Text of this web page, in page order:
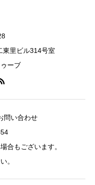
里ビル314号室
ーブ
問い合わせ
合もございます。
。